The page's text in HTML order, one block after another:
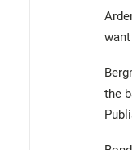
the